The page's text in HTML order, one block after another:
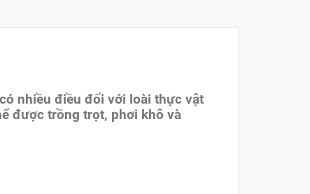
nhiều điều đối với loài thực vật
được trồng trọt, phơi khô và